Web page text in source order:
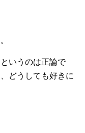
いうのは正論で
どうしても好きに